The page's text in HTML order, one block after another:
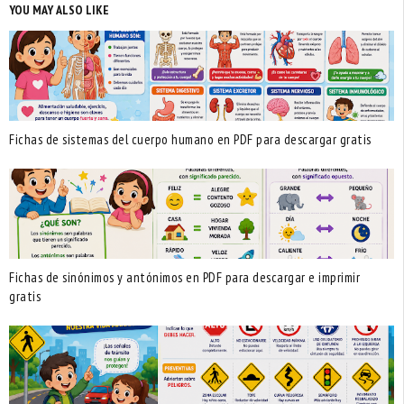
YOU MAY ALSO LIKE
Fichas de sistemas del cuerpo humano en PDF para descargar gratis
Fichas de sinónimos y antónimos en PDF para descargar e imprimir
gratis